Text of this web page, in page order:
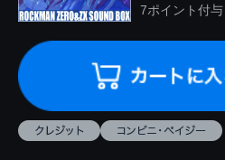
7ポイント付与